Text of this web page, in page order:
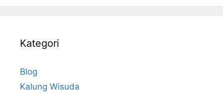
Kategori
Blog
Kalung Wisuda